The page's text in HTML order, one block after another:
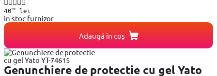
4099lei
In stoc furnizor
Adaugă în coș
Genunchiere de protectie cu gel Yato